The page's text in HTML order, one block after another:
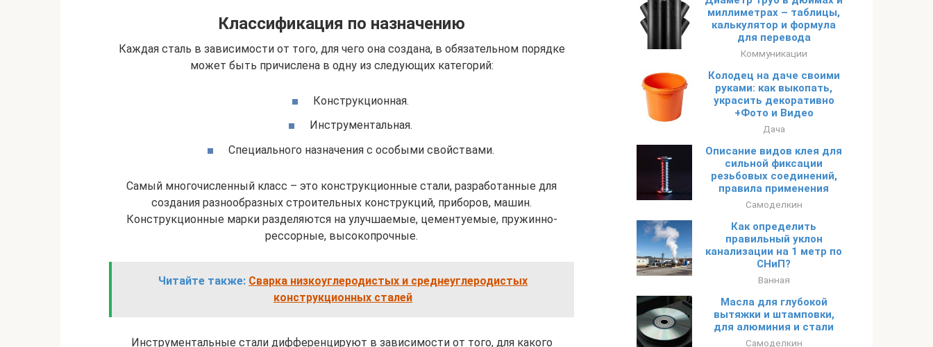
Классификация по назначению
Каждая сталь в зависимости от того, для чего она создана, в обязательном порядке
может быть причислена в одну из следующих категорий:
Конструкционная.
Инструментальная.
Специального назначения с особыми свойствами.
Самый многочисленный класс – это конструкционные стали, разработанные для
создания разнообразных строительных конструкций, приборов, машин.
Конструкционные марки разделяются на улучшаемые, цементуемые, пружинно-
рессорные, высокопрочные.
Читайте также: Сварка низкоуглеродистых и среднеуглеродистых
конструкционных сталей
Инструментальные стали дифференцируют в зависимости от того, для какого
миллиметрах – таблицы,
калькулятор и формула
для перевода
Коммуникации
Колодец на даче своими
руками: как выкопать,
украсить декоративно
+Фото и Видео
Дача
Описание видов клея для
сильной фиксации
резьбовых соединений,
правила применения
Самоделкин
Как определить
правильный уклон
канализации на 1 метр по
СНиП?
Ванная
Масла для глубокой
вытяжки и штамповки,
для алюминия и стали
Самоделкин